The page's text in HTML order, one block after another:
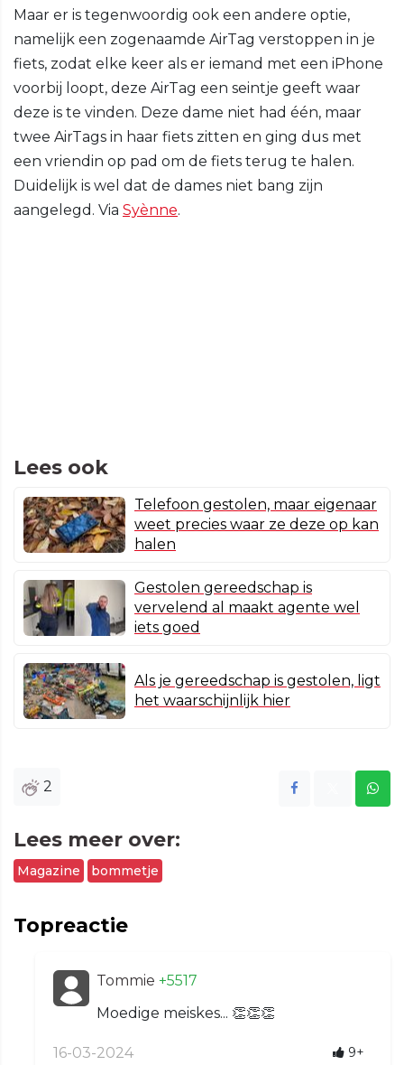
Maar er is tegenwoordig ook een andere optie,
namelijk een zogenaamde AirTag verstoppen in je
fiets, zodat elke keer als er iemand met een iPhone
voorbij loopt, deze AirTag een seintje geeft waar
deze is te vinden. Deze dame niet had één, maar
twee AirTags in haar fiets zitten en ging dus met
een vriendin op pad om de fiets terug te halen.
Duidelijk is wel dat de dames niet bang zijn
aangelegd. Via Syènne.
Lees ook
Telefoon gestolen, maar eigenaar
weet precies waar ze deze op kan
halen
Gestolen gereedschap is
vervelend al maakt agente wel
iets goed
Als je gereedschap is gestolen, ligt
het waarschijnlijk hier
2
Lees meer over:
Magazine bommetje
Topreactie
Tommie +5517
Moedige meiskes... 👏👏👏
16-03-2024 9+